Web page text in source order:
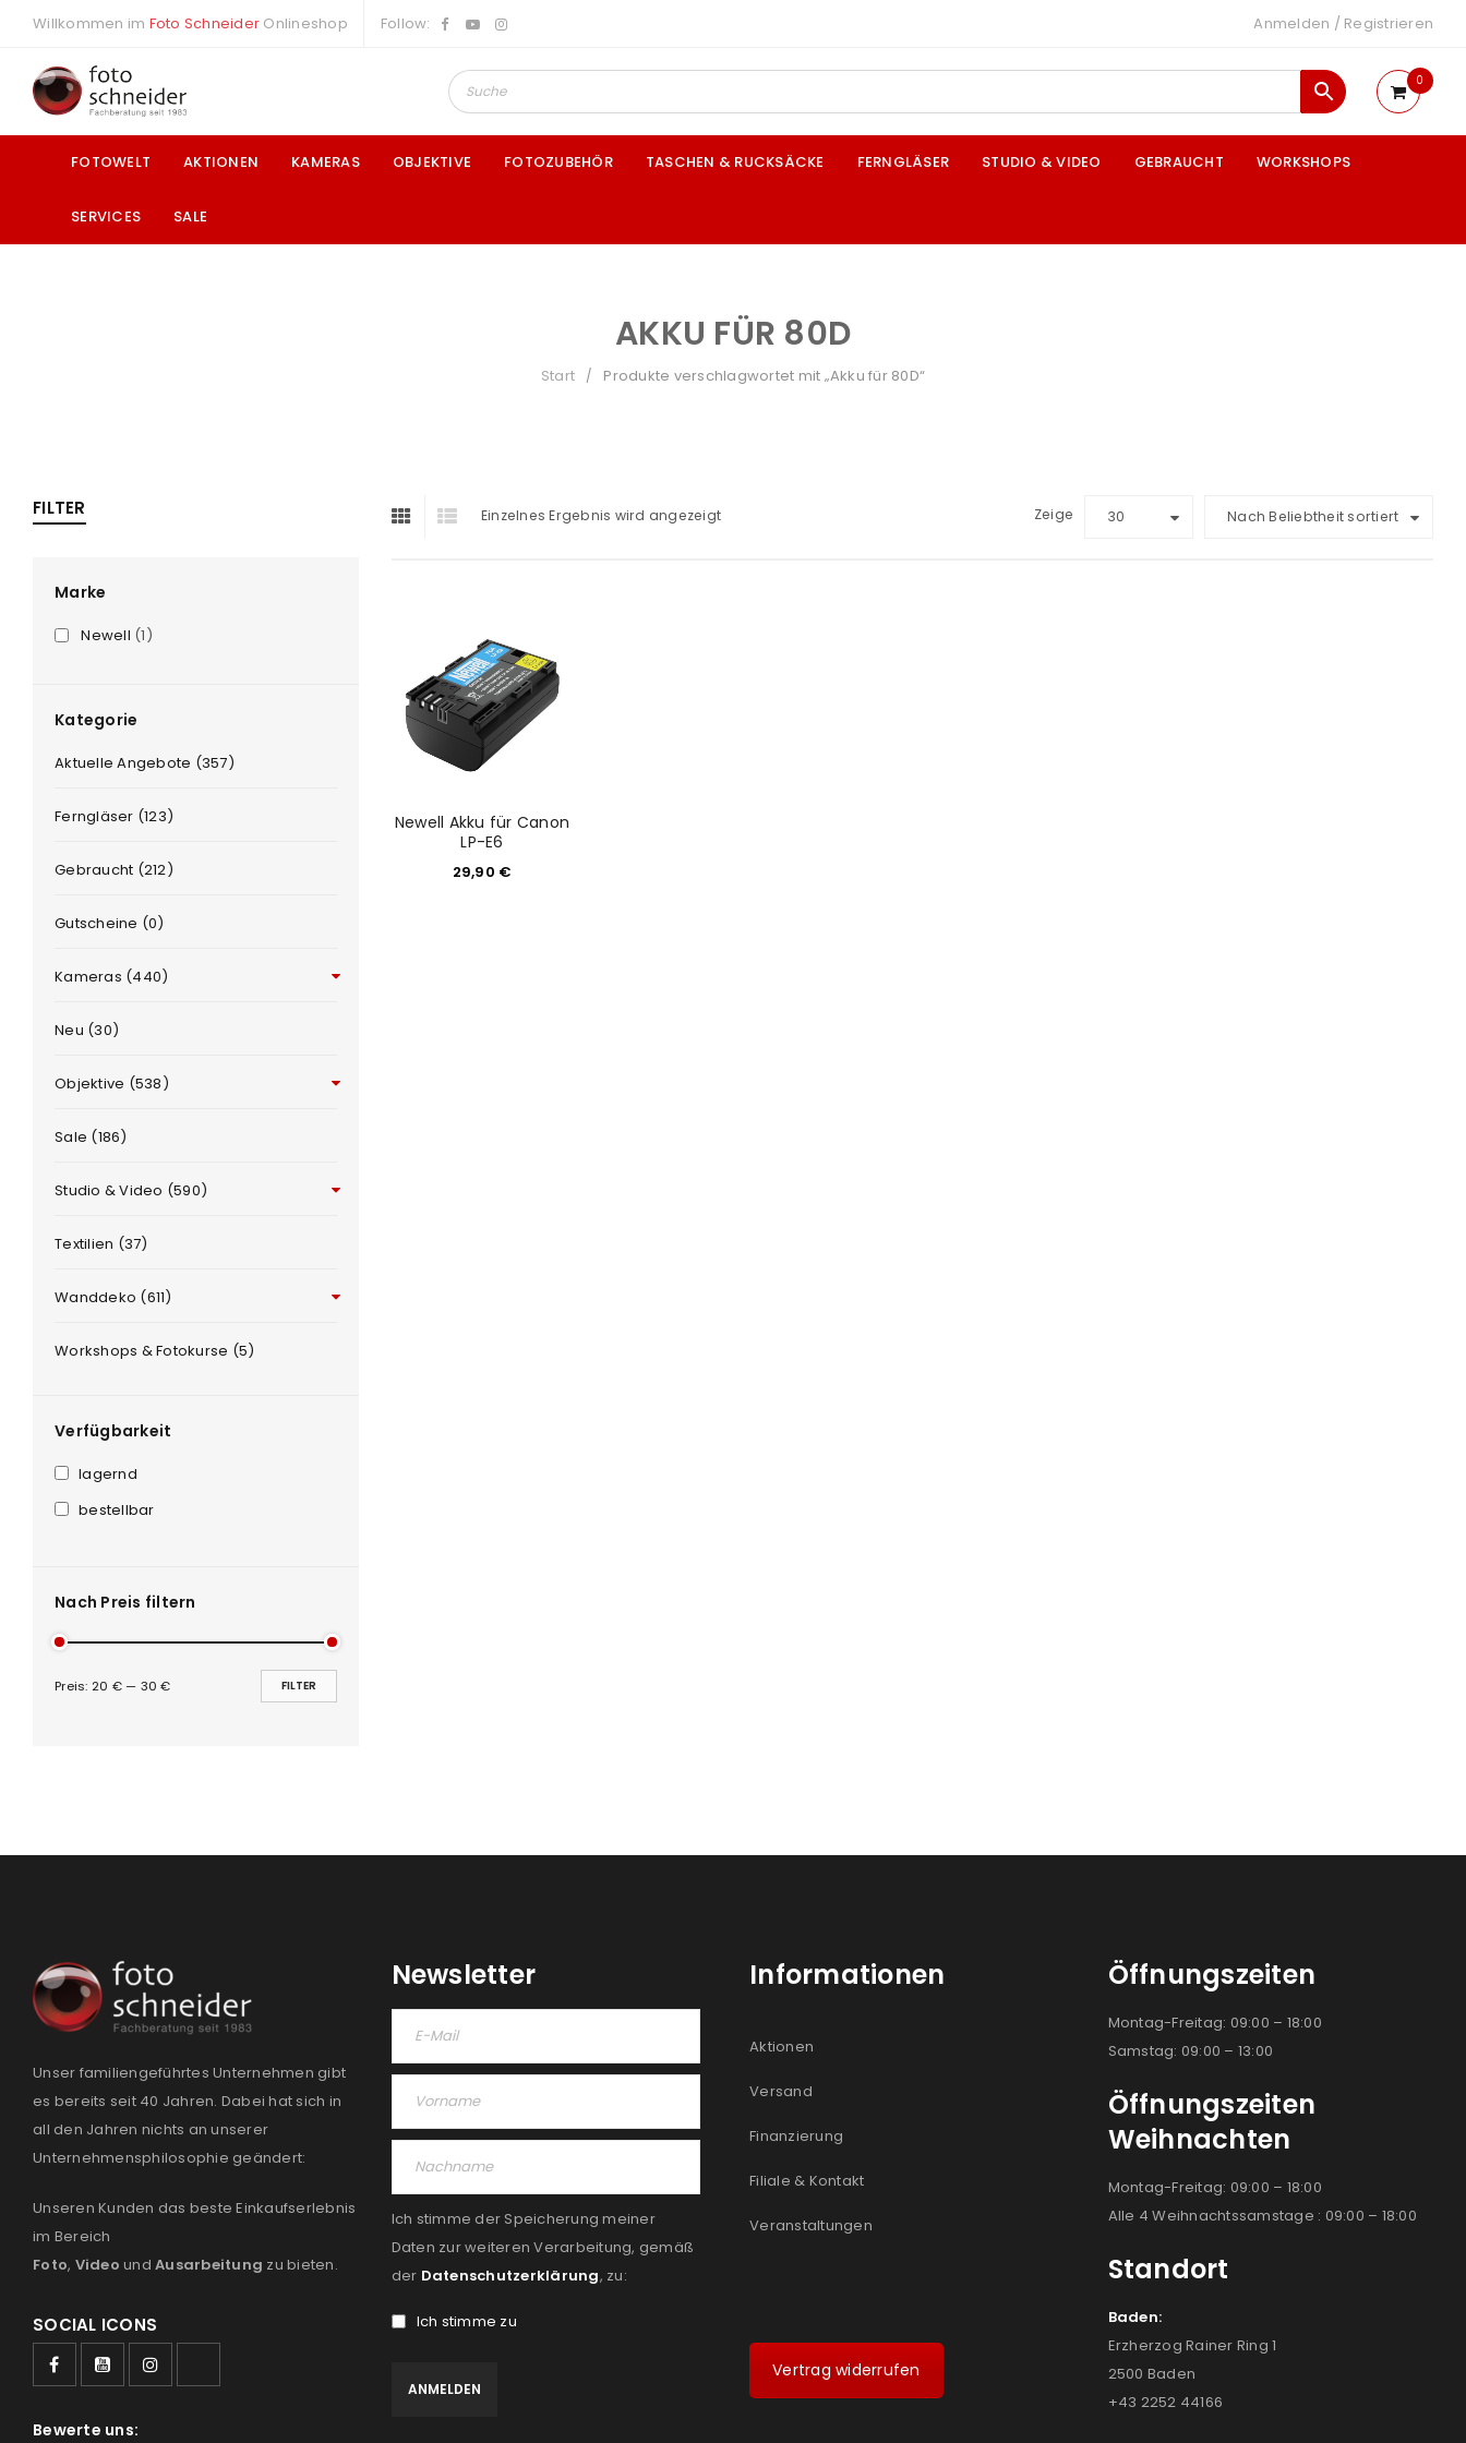
Passwort
Willkommen im Foto Schneider Onlineshop Follow: Anmelden / Registrieren
0
FOTOWELT AKTIONEN KAMERAS OBJEKTIVE FOTOZUBEHÖR TASCHEN & RUCKSÄCKE FERNGLÄSER STUDIO & VIDEO GEBRAUCHT WORKSHOPS
SERVICES SALE
AKKU FÜR 80D
Start / Produkte verschlagwortet mit „Akku für 80D“
FILTER
Marke
Newell (1)
Kategorie
Aktuelle Angebote (357)
Ferngläser (123)
Gebraucht (212)
Gutscheine (0)
Kameras (440)
Neu (30)
Objektive (538)
Sale (186)
Studio & Video (590)
Textilien (37)
Wanddeko (611)
Workshops & Fotokurse (5)
Verfügbarkeit
lagernd
bestellbar
Nach Preis filtern
FILTER
Preis: 20 €— 30 €
Einzelnes Ergebnis wird angezeigt Nach Beliebtheit sortiert
Zeige 30
Newell Akku für Canon
LP-E6
29,90 €
Unser familiengeführtes Unternehmen gibt
es bereits seit 40 Jahren. Dabei hat sich in
all den Jahren nichts an unserer
Unternehmensphilosophie geändert:
Unseren Kunden das beste Einkaufserlebnis
im Bereich
Foto, Video und Ausarbeitung zu bieten.
SOCIAL ICONS
Bewerte uns:
Newsletter
Ich stimme der Speicherung meiner
Daten zur weiteren Verarbeitung, gemäß
der Datenschutzerklärung, zu:
Ich stimme zu
Informationen
Aktionen
Versand
Finanzierung
Filiale & Kontakt
Veranstaltungen
Vertrag widerrufen
Öffnungszeiten
Montag-Freitag: 09:00 – 18:00
Samstag: 09:00 – 13:00
Öffnungszeiten
Weihnachten
Montag-Freitag: 09:00 – 18:00
Alle 4 Weihnachtssamstage : 09:00 – 18:00
Standort
Baden:
Erzherzog Rainer Ring 1
2500 Baden
+43 2252 44166